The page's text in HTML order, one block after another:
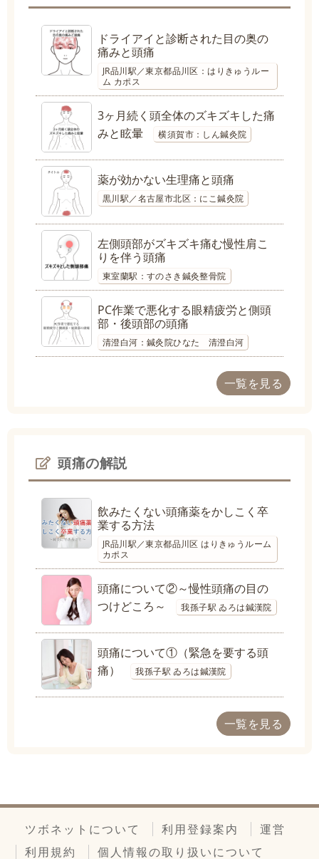
ドライアイと診断された目の奥の
痛みと頭痛
JR品川駅／東京都品川区：はりきゅうルー
ム カポス
3ヶ月続く頭全体のズキズキした痛
みと眩暈
横須賀市：しん鍼灸院
薬が効かない生理痛と頭痛
黒川駅／名古屋市北区：にこ鍼灸院
左側頭部がズキズキ痛む慢性肩こ
りを伴う頭痛
東室蘭駅：すのさき鍼灸整骨院
PC作業で悪化する眼精疲労と側頭
部・後頭部の頭痛
清澄白河：鍼灸院ひなた 清澄白河
一覧を見る
頭痛の解説
飲みたくない頭痛薬をかしこく卒
業する方法
JR品川駅／東京都品川区 はりきゅうルーム
カポス
頭痛について②～慢性頭痛の目の
つけどころ～
我孫子駅 ゐろは鍼漢院
頭痛について①（緊急を要する頭
痛）
我孫子駅 ゐろは鍼漢院
一覧を見る
ツボネットについて 利用登録案内
運営
利用規約
個人情報の取り扱いについて